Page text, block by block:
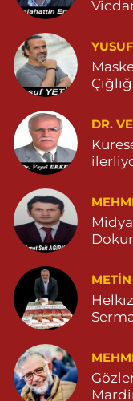
Tepebaşı Mahallesi,
0 (482) 381 36 70
DR.